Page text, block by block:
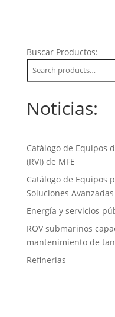
Buscar Productos:
Noticias:
Catálogo de Equipos
(RVI) de MFE
Catálogo de Equipos
Soluciones
Energía y servicios
ROV submarinos
mantenimiento de
Refinerias